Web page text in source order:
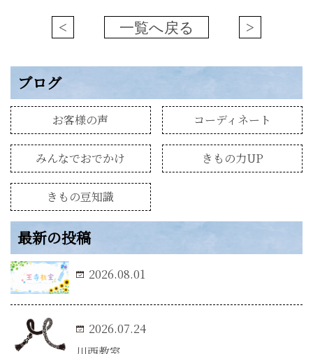
< 一覧へ戻る >
ブログ
お客様の声 コーディネート
みんなでおでかけ きもの力UP
きもの豆知識
最新の投稿
2026.08.01
2026.07.24